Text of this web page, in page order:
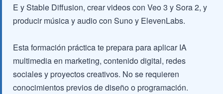
E y Stable Diffusion, crear videos con Veo 3 y Sora 2, y
producir música y audio con Suno y ElevenLabs.
Esta formación práctica te prepara para aplicar IA
multimedia en marketing, contenido digital, redes
sociales y proyectos creativos. No se requieren
conocimientos previos de diseño o programación.